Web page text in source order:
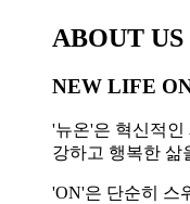
ABOUT US
NEW LIFE
'뉴온'은 혁신적인
강하고 행복한 삶
'ON'은 단순히 스